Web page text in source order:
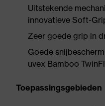
Uitstekende
innovatieve Soft-
Zeer goede grip in
Goede
uvex Bamboo
Toepassingsgebieden